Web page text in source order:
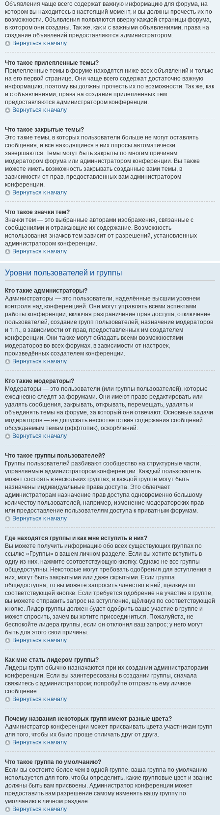
Объявления чаще всего содержат важную информацию для форума, на
котором вы находитесь в настоящий момент, и вы должны прочесть их по
возможности. Объявления появляются вверху каждой страницы форума,
в котором они созданы. Так же, как и с важными объявлениями, права на
создание объявлений предоставляются администратором.
Вернуться к началу
Что такое прилепленные темы?
Прилепленные темы в форуме находятся ниже всех объявлений и только
на его первой странице. Они чаще всего содержат достаточно важную
информацию, поэтому вы должны прочесть их по возможности. Так же, как
и с объявлениями, права на создание прилепленных тем
предоставляются администратором конференции.
Вернуться к началу
Что такое закрытые темы?
Это такие темы, в которых пользователи больше не могут оставлять
сообщения, и все находящиеся в них опросы автоматически
завершаются. Темы могут быть закрыты по многим причинам
модератором форума или администратором конференции. Вы также
можете иметь возможность закрывать созданные вами темы, в
зависимости от прав, предоставленных вам администратором
конференции.
Вернуться к началу
Что такое значки тем?
Значки тем — это выбранные авторами изображения, связанные с
сообщениями и отражающие их содержание. Возможность
использования значков тем зависит от разрешений, установленных
администратором конференции.
Вернуться к началу
Уровни пользователей и группы
Кто такие администраторы?
Администраторы — это пользователи, наделённые высшим уровнем
контроля над конференцией. Они могут управлять всеми аспектами
работы конференции, включая разграничение прав доступа, отключение
пользователей, создание групп пользователей, назначение модераторов
и т. п., в зависимости от прав, предоставленных им создателем
конференции. Они также могут обладать всеми возможностями
модераторов во всех форумах, в зависимости от настроек,
произведённых создателем конференции.
Вернуться к началу
Кто такие модераторы?
Модераторы — это пользователи (или группы пользователей), которые
ежедневно следят за форумами. Они имеют право редактировать или
удалять сообщения, закрывать, открывать, перемещать, удалять и
объединять темы на форуме, за который они отвечают. Основные задачи
модераторов — не допускать несоответствия содержания сообщений
обсуждаемым темам (оффтопик), оскорблений.
Вернуться к началу
Что такое группы пользователей?
Группы пользователей разбивают сообщество на структурные части,
управляемые администратором конференции. Каждый пользователь
может состоять в нескольких группах, и каждой группе могут быть
назначены индивидуальные права доступа. Это облегчает
администраторам назначение прав доступа одновременно большому
количеству пользователей, например, изменение модераторских прав
или предоставление пользователям доступа к приватным форумам.
Вернуться к началу
Где находятся группы и как мне вступить в них?
Вы можете получить информацию обо всех существующих группах по
ссылке «Группы» в вашем личном разделе. Если вы хотите вступить в
одну из них, нажмите соответствующую кнопку. Однако не все группы
общедоступны. Некоторые могут требовать одобрения для вступления в
них, могут быть закрытыми или даже скрытыми. Если группа
общедоступна, то вы можете запросить членство в ней, щёлкнув по
соответствующей кнопке. Если требуется одобрение на участие в группе,
вы можете отправить запрос на вступление, щёлкнув по соответствующей
кнопке. Лидер группы должен будет одобрить ваше участие в группе и
может спросить, зачем вы хотите присоединиться. Пожалуйста, не
беспокойте лидера группы, если он отклонил ваш запрос; у него могут
быть для этого свои причины.
Вернуться к началу
Как мне стать лидером группы?
Лидеры групп обычно назначаются при их создании администраторами
конференции. Если вы заинтересованы в создании группы, сначала
свяжитесь с администратором; попробуйте отправить ему личное
сообщение.
Вернуться к началу
Почему названия некоторых групп имеют разные цвета?
Администратор конференции может присваивать цвета участникам групп
для того, чтобы их было проще отличать друг от друга.
Вернуться к началу
Что такое группа по умолчанию?
Если вы состоите более чем в одной группе, ваша группа по умолчанию
используется для того, чтобы определить, какие групповые цвет и звание
должны быть вам присвоены. Администратор конференции может
предоставить вам разрешение самому изменять вашу группу по
умолчанию в личном разделе.
Вернуться к началу